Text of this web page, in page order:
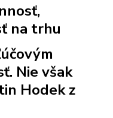
na trhu
Nie však
Hodek z